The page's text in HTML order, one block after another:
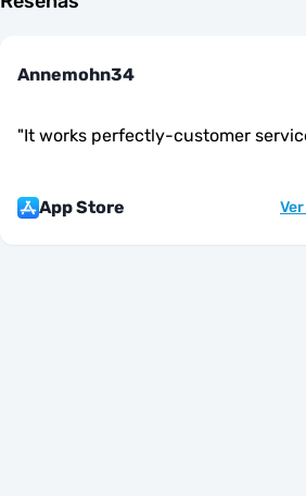
Annemohn34
"It works perfectly-customer
App Store